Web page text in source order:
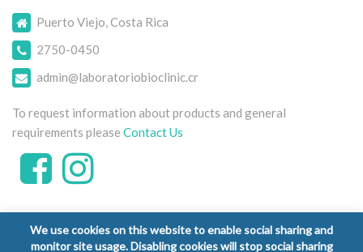
Puerto Viejo, Costa Rica
2750-0450
admin@laboratoriobioclinic.cr
To request information about products and general
requirements please Contact Us
We use cookies on this website to enable social sharing and
monitor site usage. Disabling cookies will stop social sharing